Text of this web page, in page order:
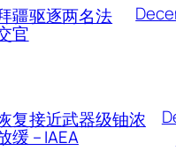
疆驱逐两名法
官
复接近武器级铀浓
缓 – IAEA